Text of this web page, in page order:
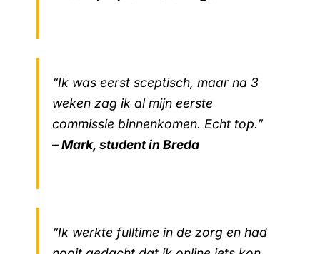
“Ik was eerst sceptisch, maar na 3
weken zag ik al mijn eerste
commissie binnenkomen. Echt top.”
– Mark, student in Breda
“Ik werkte fulltime in de zorg en had